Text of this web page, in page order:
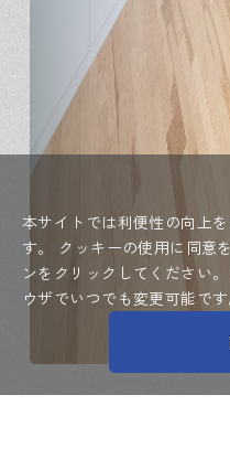
本サイトでは利便性の向上
す。
クッキーの使用に同意
ンをクリックしてください。
ウザでいつでも変更可能です